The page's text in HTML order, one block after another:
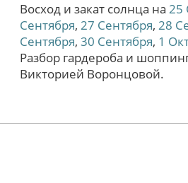
Восход и закат солнца на 25
Сентября, 27 Сентября, 28
Сентября, 30 Сентября, 1
Разбор гардероба и
Викторией Воронцовой.